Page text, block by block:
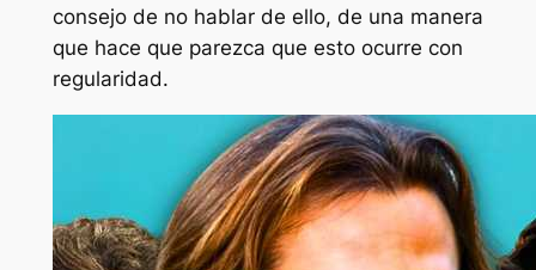
consejo de no hablar de ello, de una manera
que hace que parezca que esto ocurre con
regularidad.